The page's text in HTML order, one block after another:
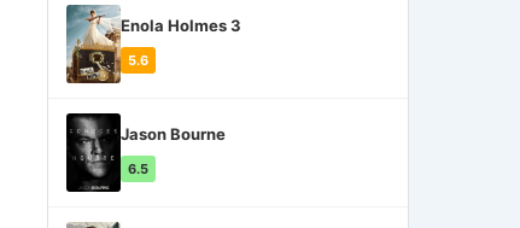
Enola Holmes 3
5.6
Jason Bourne
6.5